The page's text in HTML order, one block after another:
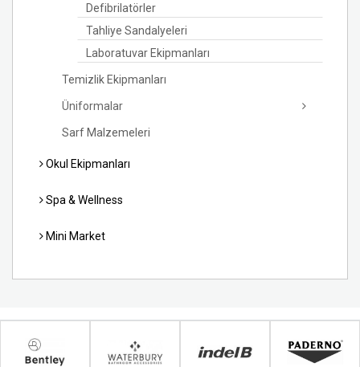
Defibrilatörler
Tahliye Sandalyeleri
Laboratuvar Ekipmanları
Temizlik Ekipmanları
Üniformalar
Sarf Malzemeleri
Okul Ekipmanları
Spa & Wellness
Mini Market